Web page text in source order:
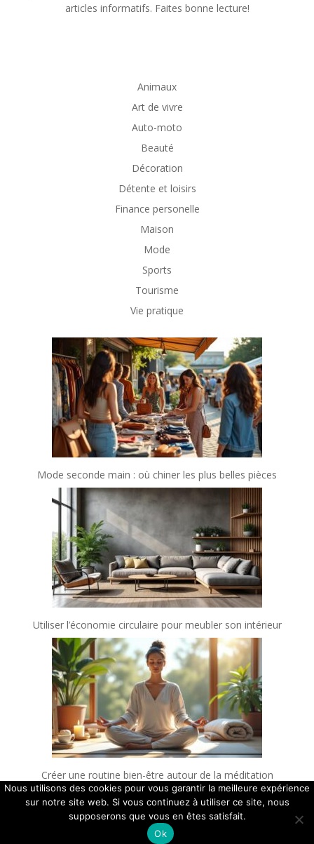
articles informatifs. Faites bonne lecture!
Animaux
Art de vivre
Auto-moto
Beauté
Décoration
Détente et loisirs
Finance personelle
Maison
Mode
Sports
Tourisme
Vie pratique
Mode seconde main : où chiner les plus belles pièces
Utiliser l’économie circulaire pour meubler son intérieur
Créer une routine bien-être autour de la méditation
Nous utilisons des cookies pour vous garantir la meilleure expérience
sur notre site web. Si vous continuez à utiliser ce site, nous
supposerons que vous en êtes satisfait.
Ok